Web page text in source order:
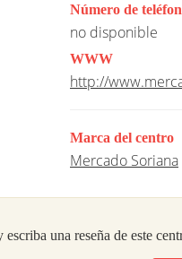
Número de
no disponible
WWW
http://
Marca del centro
Mercado Soriana
escriba una reseña de este